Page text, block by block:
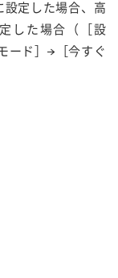
設定した場合、高
した場合（［設
ード］→［今すぐ